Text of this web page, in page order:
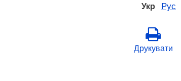
Укр Рус
Друкувати